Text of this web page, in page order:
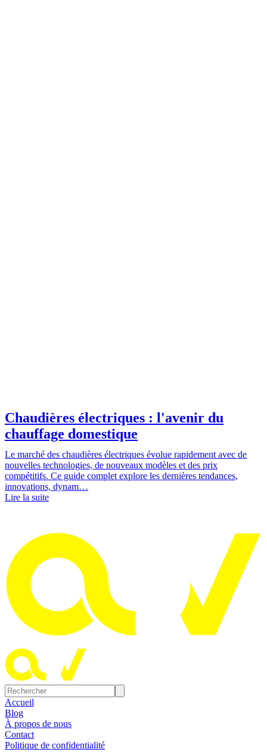
Chaudières électriques : l'avenir du
chauffage domestique
Le marché des chaudières électriques évolue rapidement avec de
nouvelles technologies, de nouveaux modèles et des prix
compétitifs. Ce guide complet explore les dernières tendances,
innovations, dynam…
Lire la suite
Accueil
Blog
À propos de nous
Contact
Politique de confidentialité